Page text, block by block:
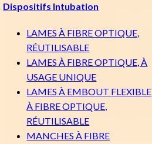
Dispositifs Intubation
LAMES À FIBRE OPTIQUE,
RÉUTILISABLE
LAMES À FIBRE OPTIQUE, À
USAGE UNIQUE
LAMES À EMBOUT FLEXIBLE
À FIBRE OPTIQUE,
RÉUTILISABLE
MANCHES À FIBRE